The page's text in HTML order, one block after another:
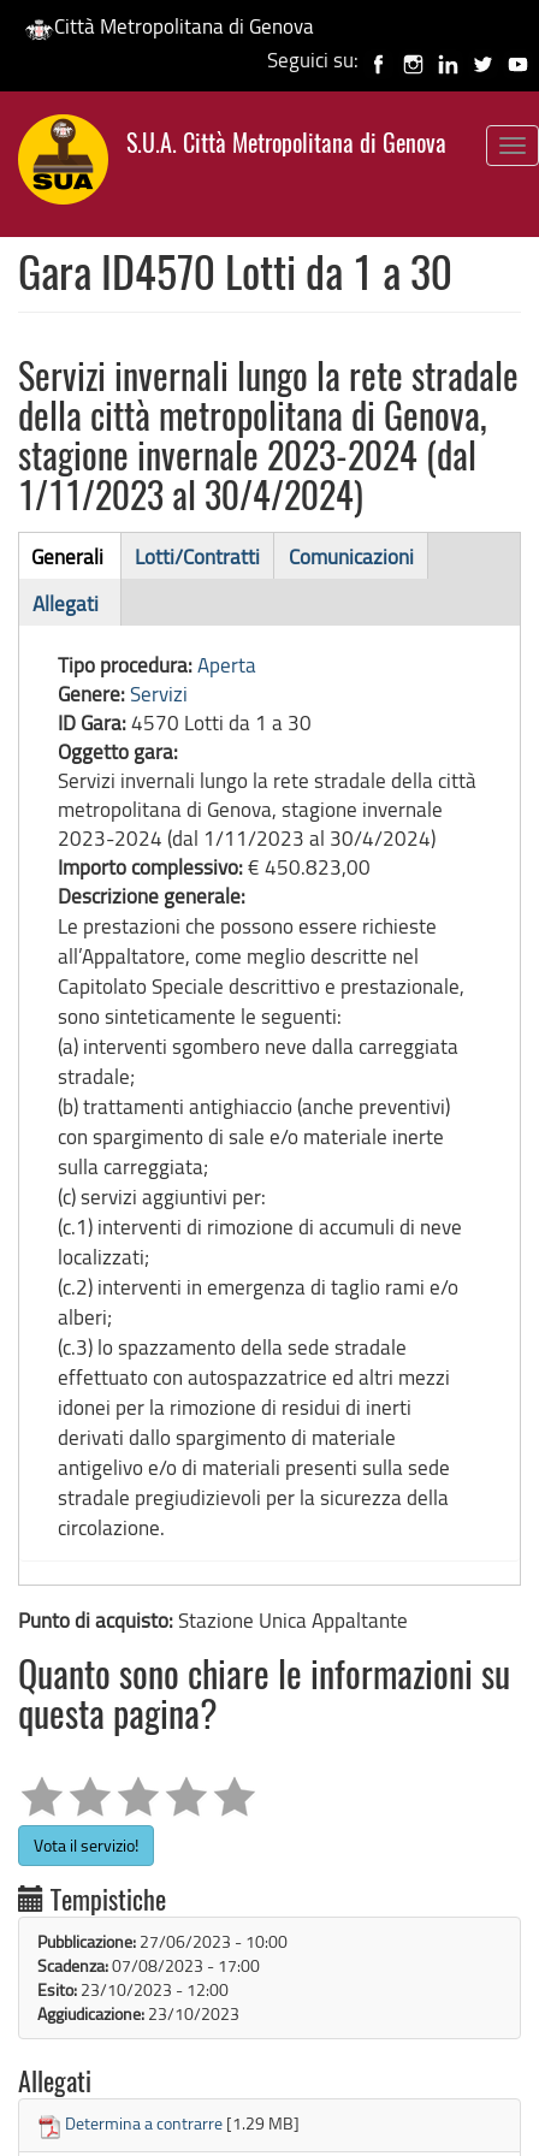
Salta
contenuto
principale
Città Metropolitana di Genova
Seguici su:
S.U.A. Città Metropolitana di Genova
Gara ID4570 Lotti da 1 a 30
Servizi invernali lungo la rete stradale
della città metropolitana di Genova,
stagione invernale 2023-2024 (dal
1/11/2023 al 30/4/2024)
Bando
di
Generali
attiva)
Lotti/Contratti
Comunicazioni
Allegati
Tipo procedura:Aperta
Genere:Servizi
ID Gara:4570 Lotti da 1 a 30
Oggetto gara:
Servizi invernali lungo la rete stradale della città
metropolitana di Genova, stagione invernale
2023-2024 (dal 1/11/2023 al 30/4/2024)
Importo complessivo:€ 450.823,00
Descrizione generale:
Le prestazioni che possono essere richieste
all’Appaltatore, come meglio descritte nel
Capitolato Speciale descrittivo e prestazionale,
sono sinteticamente le seguenti:
(a) interventi sgombero neve dalla carreggiata
stradale;
(b) trattamenti antighiaccio (anche preventivi)
con spargimento di sale e/o materiale inerte
sulla carreggiata;
(c) servizi aggiuntivi per:
(c.1) interventi di rimozione di accumuli di neve
localizzati;
(c.2) interventi in emergenza di taglio rami e/o
alberi;
(c.3) lo spazzamento della sede stradale
effettuato con autospazzatrice ed altri mezzi
idonei per la rimozione di residui di inerti
derivati dallo spargimento di materiale
antigelivo e/o di materiali presenti sulla sede
stradale pregiudizievoli per la sicurezza della
circolazione.
Punto di acquisto:Stazione Unica Appaltante
Quanto sono chiare le informazioni su
questa pagina?
Vota il servizio!
Tempistiche
Pubblicazione: 27/06/2023 - 10:00
Scadenza:07/08/2023 - 17:00
Esito: 23/10/2023 - 12:00
Aggiudicazione: 23/10/2023
Allegati
Determina a contrarre [1.29 MB]